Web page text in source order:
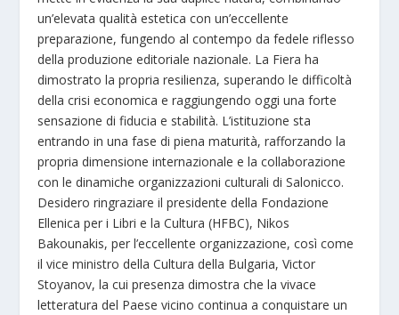
un’elevata qualità estetica con un’eccellente
preparazione, fungendo al contempo da fedele riflesso
della produzione editoriale nazionale. La Fiera ha
dimostrato la propria resilienza, superando le difficoltà
della crisi economica e raggiungendo oggi una forte
sensazione di fiducia e stabilità. L’istituzione sta
entrando in una fase di piena maturità, rafforzando la
propria dimensione internazionale e la collaborazione
con le dinamiche organizzazioni culturali di Salonicco.
Desidero ringraziare il presidente della Fondazione
Ellenica per i Libri e la Cultura (HFBC), Nikos
Bakounakis, per l’eccellente organizzazione, così come
il vice ministro della Cultura della Bulgaria, Victor
Stoyanov, la cui presenza dimostra che la vivace
letteratura del Paese vicino continua a conquistare un